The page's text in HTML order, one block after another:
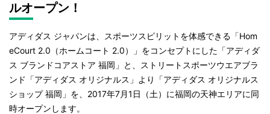
ルオープン！
アディダス ジャパンは、スポーツスピリットを体感できる「Hom
eCourt 2.0（ホームコート 2.0）」をコンセプトにした「アディダ
ス ブランドコアストア 福岡」と、ストリートスポーツウエアブラ
ンド「アディダス オリジナルス」より「アディダス オリジナルス
ショップ 福岡」を、2017年7月1日（土）に福岡の天神エリアに同
時オープンします。